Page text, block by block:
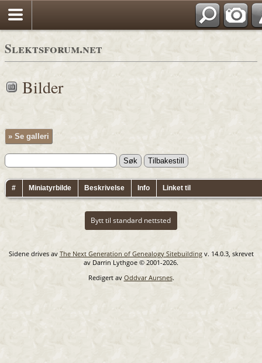
Slektsforum.net
Bilder
» Se galleri
# Miniatyrbilde Beskrivelse Info Linket til
Bytt til standard nettsted
Sidene drives avThe Next Generation of Genealogy Sitebuildingv. 14.0.3, skrevet
av Darrin Lythgoe © 2001-2026.
Redigert av Oddvar Aursnes.